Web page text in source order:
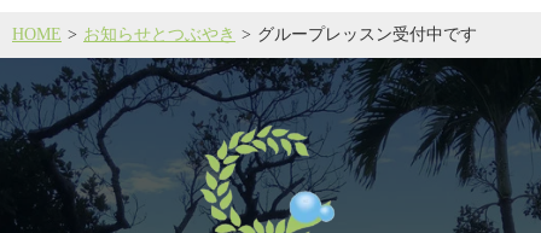
HOME お知らせとつぶやき グループレッスン受付中です